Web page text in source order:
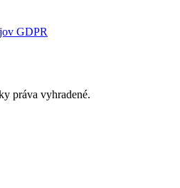
GDPR
práva vyhradené.